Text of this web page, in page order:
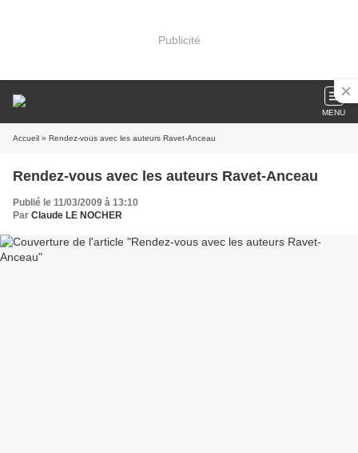
Publicité
MENU
Accueil » Rendez-vous avec les auteurs Ravet-Anceau
Rendez-vous avec les auteurs Ravet-Anceau
Publié le 11/03/2009 à 13:10
Par Claude LE NOCHER